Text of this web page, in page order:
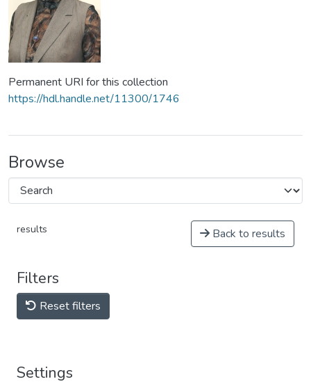
Permanent URI for this collection
https://hdl.handle.net/11300/1746
Browse
results Back to results
Filters
Reset filters
Settings